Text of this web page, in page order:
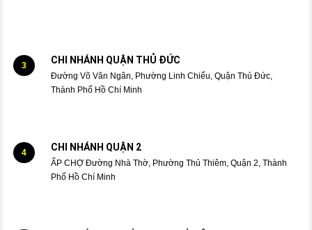
3 CHI NHÁNH QUẬN THỦ ĐỨC
Đường Võ Văn Ngân, Phường Linh Chiểu, Quận Thủ Đức,
Thành Phố Hồ Chí Minh
4 CHI NHÁNH QUẬN 2
ẤP CHỢ Đường Nhà Thờ, Phường Thủ Thiêm, Quận 2, Thành
Phố Hồ Chí Minh